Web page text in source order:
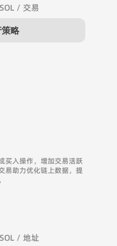
/ 交易
略
买入操作，增加交易活跃
易助力优化链上数据，提
/ 地址